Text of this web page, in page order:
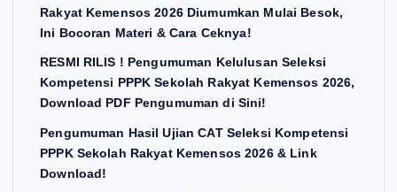
Rakyat Kemensos 2026 Diumumkan Mulai Besok,
Ini Bocoran Materi & Cara Ceknya!
RESMI RILIS ! Pengumuman Kelulusan Seleksi
Kompetensi PPPK Sekolah Rakyat Kemensos 2026,
Download PDF Pengumuman di Sini!
Pengumuman Hasil Ujian CAT Seleksi Kompetensi
PPPK Sekolah Rakyat Kemensos 2026 & Link
Download!